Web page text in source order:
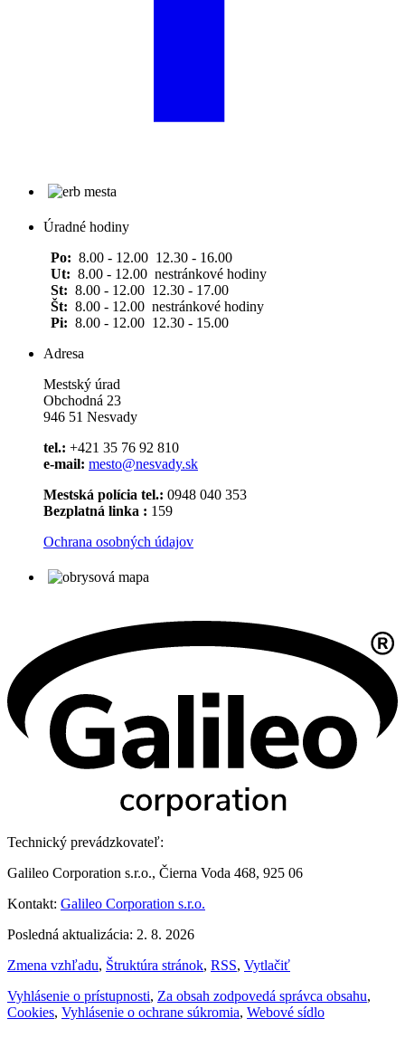
Úradné hodiny
Po: 8.00 - 12.00 12.30 - 16.00
Ut: 8.00 - 12.00 nestránkové hodiny
St: 8.00 - 12.00 12.30 - 17.00
Št: 8.00 - 12.00 nestránkové hodiny
Pi: 8.00 - 12.00 12.30 - 15.00
Adresa
Mestský úrad
Obchodná 23
946 51 Nesvady
tel.: +421 35 76 92 810
e-mail: mesto@nesvady.sk
Mestská polícia tel.: 0948 040 353
Bezplatná linka : 159
Ochrana osobných údajov
Technický prevádzkovateľ:
Galileo Corporation s.r.o., Čierna Voda 468, 925 06
Kontakt: Galileo Corporation s.r.o.
Posledná aktualizácia: 2. 8. 2026
Zmena vzhľadu, Štruktúra stránok, RSS, Vytlačiť
Vyhlásenie o prístupnosti, Za obsah zodpovedá správca obsahu,
Cookies, Vyhlásenie o ochrane súkromia, Webové sídlo